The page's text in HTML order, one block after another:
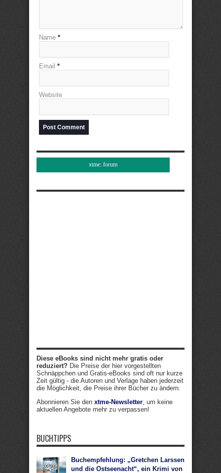
Name *
Email *
Website
xtme: forum
Diese eBooks sind nicht mehr gratis oder
reduziert? Die Preise der hier vorgestellten
Schnäppchen und Gratis-eBooks sind oft nur kurze
Zeit gültig - die Autoren und Verlage haben jederzeit
die Möglichkeit, die Preise ihrer Bücher zu ändern.
Abonnieren Sie den xtme-Newsletter, um keine
aktuellen Angebote mehr zu verpassen!
BUCHTIPPS
Buchempfehlung: „Gretchen Larssen
und die Ostseenacht“, ein Krimi von